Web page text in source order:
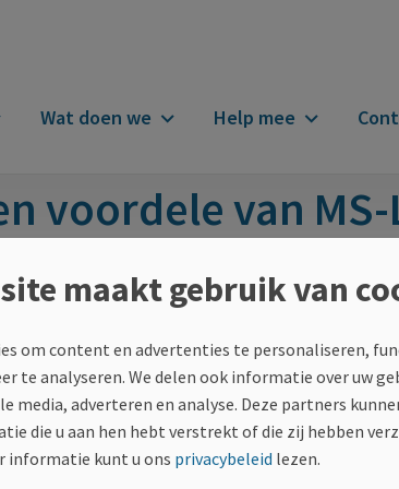
Wat doen we Help mee
voordele van
Vlaanderen bekend maken?
in te zamelen, neem je best contact op via
maakt gebruik van
om content en advertenties te personaliseren,
te analyseren. We delen ook informatie over uw
media, adverteren en analyse. Deze partners
die u aan hen hebt verstrekt of die zij hebben
informatie kunt u ons privacybeleid lezen.